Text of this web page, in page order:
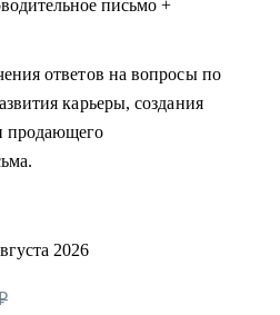
письмо +
ответов на вопросы по
карьеры, создания
продающего
2026